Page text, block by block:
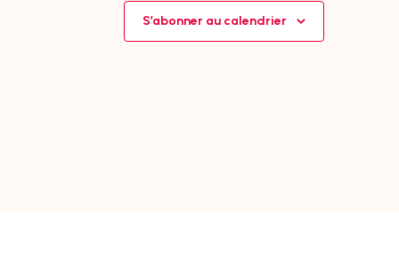
S’abonner au calendrier